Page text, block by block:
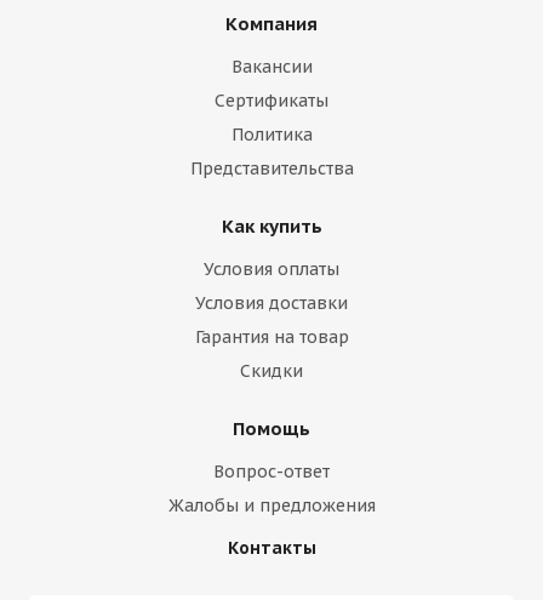
Компания
Вакансии
Сертификаты
Политика
Представительства
Как купить
Условия оплаты
Условия доставки
Гарантия на товар
Скидки
Помощь
Вопрос-ответ
Жалобы и предложения
Контакты